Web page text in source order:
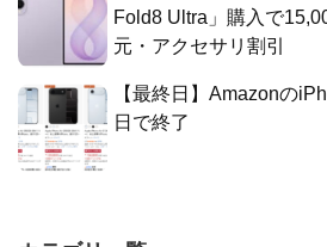
Fold8 Ultra」購入で
元・アクセサリ割引
【最終日】Amazonの
日で終了